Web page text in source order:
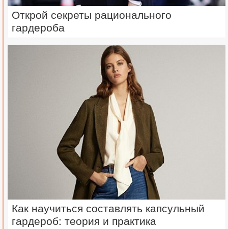
Открой секреты рационального
гардероба
Как научиться составлять капсульный
гардероб: теория и практика